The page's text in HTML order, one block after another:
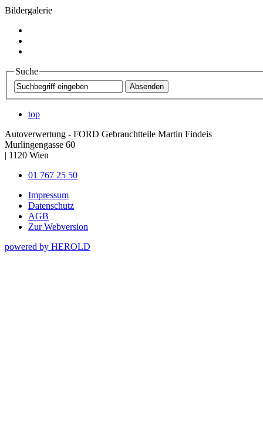
Bildergalerie
Suche
top
Autoverwertung - FORD Gebrauchtteile Martin Findeis
Murlingengasse 60
| 1120 Wien
01 767 25 50
Impressum
Datenschutz
AGB
Zur Webversion
powered by HEROLD